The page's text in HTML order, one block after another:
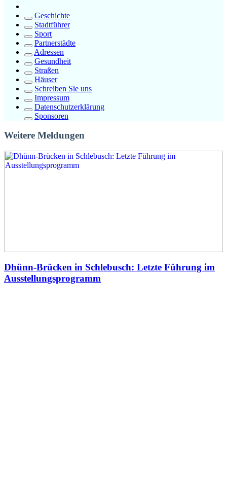
Geschichte
Stadtführer
Sport
Partnerstädte
Adressen
Gesundheit
Straßen
Häuser
Schreiben Sie uns
Impressum
Datenschutzerklärung
Sponsoren
Weitere Meldungen
Dhünn-Brücken in Schlebusch: Letzte Führung im
Ausstellungsprogramm